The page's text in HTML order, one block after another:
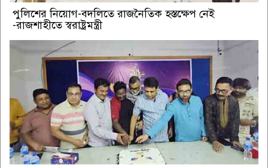
পুলিশের নিয়োগ-বদলিতে রাজনৈতিক হস্তক্ষেপ নেই
-রাজশাহীতে স্বরাষ্ট্রমন্ত্রী